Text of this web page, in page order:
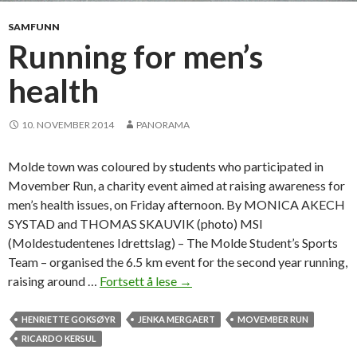
a
SAMFUNN
Running for men’s
health
10. NOVEMBER 2014 PANORAMA
Molde town was coloured by students who participated in
Movember Run, a charity event aimed at raising awareness for
men’s health issues, on Friday afternoon. By MONICA AKECH
SYSTAD and THOMAS SKAUVIK (photo) MSI
(Moldestudentenes Idrettslag) – The Molde Student’s Sports
Team – organised the 6.5 km event for the second year running,
raising around … Fortsett å lese R
n
→
HENRIETTE GOKSØYR JENKA MERGAERT
MOVEMBER RUN
RICARDO KERSUL